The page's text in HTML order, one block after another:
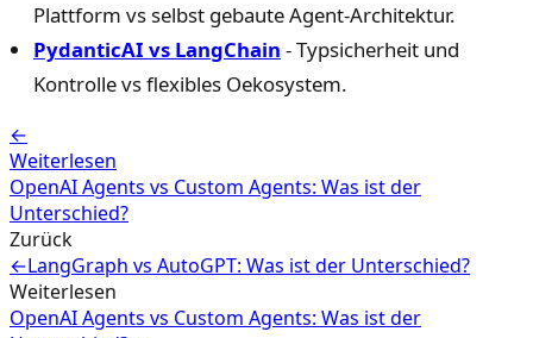
Plattform vs selbst gebaute Agent-Architektur.
PydanticAI vs LangChain - Typsicherheit und
Kontrolle vs flexibles Oekosystem.
←
Weiterlesen
OpenAI Agents vs Custom Agents: Was ist der
Unterschied?
Zurück
←LangGraph vs AutoGPT: Was ist der Unterschied?
Weiterlesen
OpenAI Agents vs Custom Agents: Was ist der